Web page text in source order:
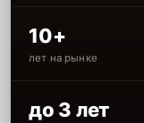
10+
лет на рынке
до 3 лет